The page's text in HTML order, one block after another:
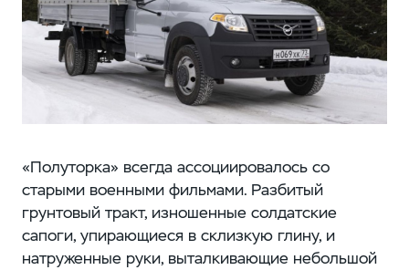
«Полуторка» всегда ассоциировалось со
старыми военными фильмами. Разбитый
грунтовый тракт, изношенные солдатские
сапоги, упирающиеся в склизкую глину, и
натруженные руки, выталкивающие небольшой